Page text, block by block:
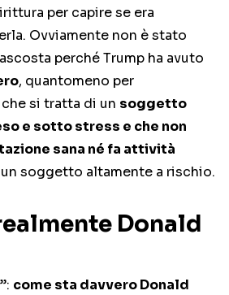
per capire se era
Ovviamente non è stato
perché Trump ha avuto
, quantomeno per
si tratta di un soggetto
e sotto stress e che non
sana né fa attività
un soggetto altamente a rischio.
Donald
come sta davvero Donald